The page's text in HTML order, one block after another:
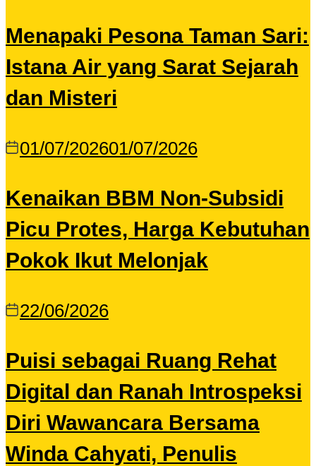
Menapaki Pesona Taman Sari:
Istana Air yang Sarat Sejarah
dan Misteri
01/07/202601/07/2026
Kenaikan BBM Non-Subsidi
Picu Protes, Harga Kebutuhan
Pokok Ikut Melonjak
22/06/2026
Puisi sebagai Ruang Rehat
Digital dan Ranah Introspeksi
Diri Wawancara Bersama
Winda Cahyati, Penulis